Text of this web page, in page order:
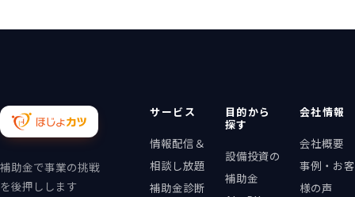
補助金で事業の挑戦
を後押しします
サービス
情報配信＆
相談し放題
補助金診断
目的から
探す
設備投資の
補助金
会社情報
会社概要
事例・お客
様の声